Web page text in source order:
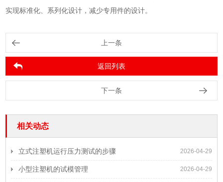
实现标准化、系列化设计，减少专用件的设计。
上一条
返回列表
下一条
相关动态
2026-04-29
立式注塑机运行压力测试的步骤
2026-04-29
小型注塑机的试模管理